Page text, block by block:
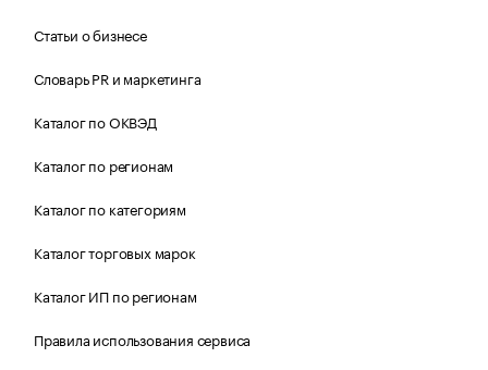
Статьи о бизнесе
Словарь PR и маркетинга
Каталог по ОКВЭД
Каталог по регионам
Каталог по категориям
Каталог торговых марок
Каталог ИП по регионам
Правила использования сервиса